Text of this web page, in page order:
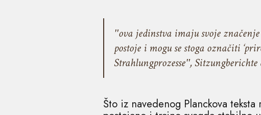
ʺova jedinstva imaju svoje
postoje i mogu se stoga označiti
Strahlungprozesseʺ,
Što iz navedenog Planckova